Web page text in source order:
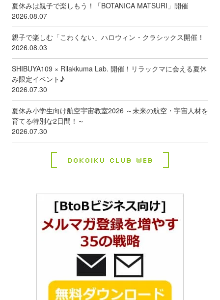
夏休みは親子で楽しもう！「BOTANICA MATSURI」開催
2026.08.07
親子で楽しむ「こわくない」ハロウィン・クラシックス開催！
2026.08.03
SHIBUYA109 × Rilakkuma Lab. 開催！リラックマに会える夏休
み限定イベント♪
2026.07.30
夏休み小学生向け航空宇宙教室2026 ～未来の航空・宇宙人材を
育てる特別な2日間！～
2026.07.30
Dokoiku Club Web